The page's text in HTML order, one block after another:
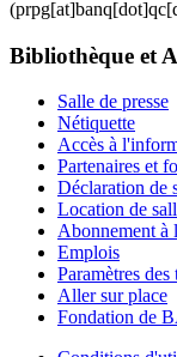
Bibliothèque et
Salle de presse
Nétiquette
Accès à
Partenaires et
Déclaration de
Location de
Abonnement
Emplois
Paramètres des
Aller sur place
Fondation de